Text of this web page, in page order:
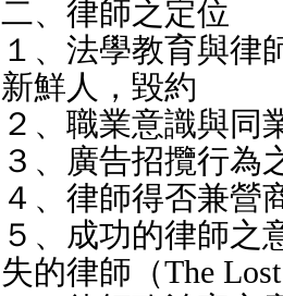
二、律師之定位
１、法學教育與律
新鮮人，毀約
２、職業意識與同
３、廣告招攬行為
４、律師得否兼營
５、成功的律師之
失的律師（The